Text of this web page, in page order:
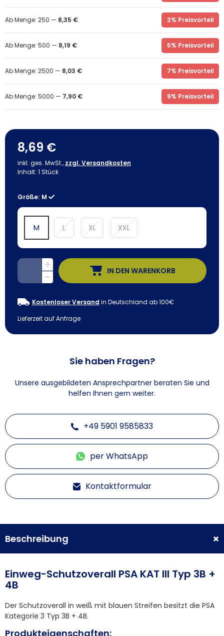
Ab Menge: 250 — 8,35 € 3% Preisvorteil
Ab Menge: 500 — 8,19 € 5% Preisvorteil
Ab Menge: 2500 — 8,03 € 7% Preisvorteil
Ab Menge: 5000 — 7,90 € 9% Preisvorteil
8,69 €
inkl. ges. MwSt., zzgl. Versandkosten
Inhalt: 1 Stück
Größe: M
M L XL XXL
IN DEN WARENKORB
Kostenloser Versand in Deutschland ab 100€
Lieferzeit auf Anfrage
Sie haben Fragen?
Unsere ausgebildeten Ansprechpartner beraten Sie und
helfen Ihnen gern weiter.
+49 5901 9585833
per WhatsApp
Kontaktformular
Beschreibung
Einweg-Schutzoverall PSA KAT III Typ 3B +
4B
Der Schutzoverall in weiß mit blauen Streifen besitzt die PSA
Kategorie 3 Typ 3B + 4B.
Produkteigenschaften: